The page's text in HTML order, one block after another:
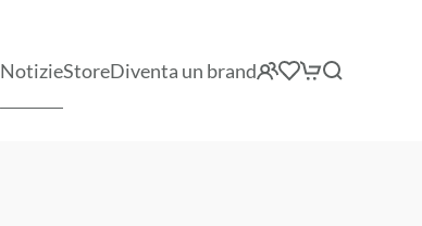
NotizieStoreDiventa un brand